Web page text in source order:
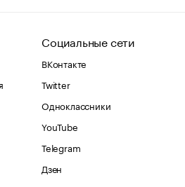
Социальные сети
ВКонтакте
Twitter
Одноклассники
YouTube
Telegram
Дзен